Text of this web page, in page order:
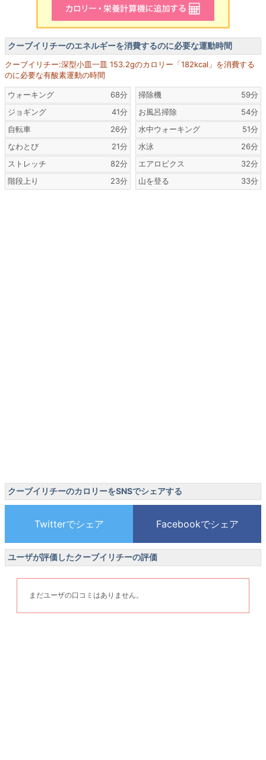
クーブイリチーのエネルギーを消費するのに必要な運動時間
クーブイリチー:深型小皿一皿 153.2gのカロリー「182kcal」を消費する
のに必要な有酸素運動の時間
ウォーキング
68分
ジョギング
41分
自転車
26分
なわとび
21分
ストレッチ
82分
階段上り
23分
掃除機
59分
お風呂掃除
54分
水中ウォーキング
51分
水泳
26分
エアロビクス
32分
山を登る
33分
クーブイリチーのカロリーをSNSでシェアする
ユーザが評価したクーブイリチーの評価
まだユーザの口コミはありません。